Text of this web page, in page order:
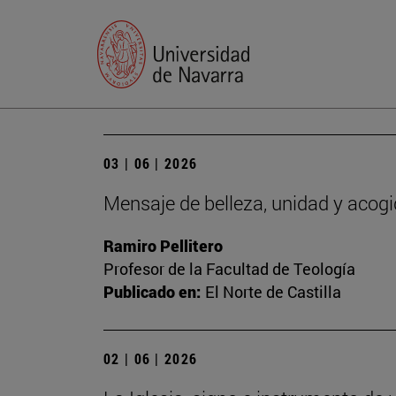
03 | 06 | 2026
Mensaje de belleza, unidad y
Ramiro Pellitero
Profesor de la Facultad de Teología
Publicado en: El Norte de Castilla
02 | 06 | 2026